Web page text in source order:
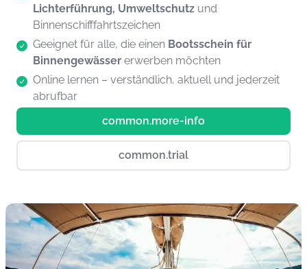
Lichterführung, Umweltschutz und
Binnenschifffahrtszeichen
Geeignet für alle, die einen Bootsschein für
Binnengewässer erwerben möchten
Online lernen – verständlich, aktuell und jederzeit
abrufbar
common.more-info
common.trial